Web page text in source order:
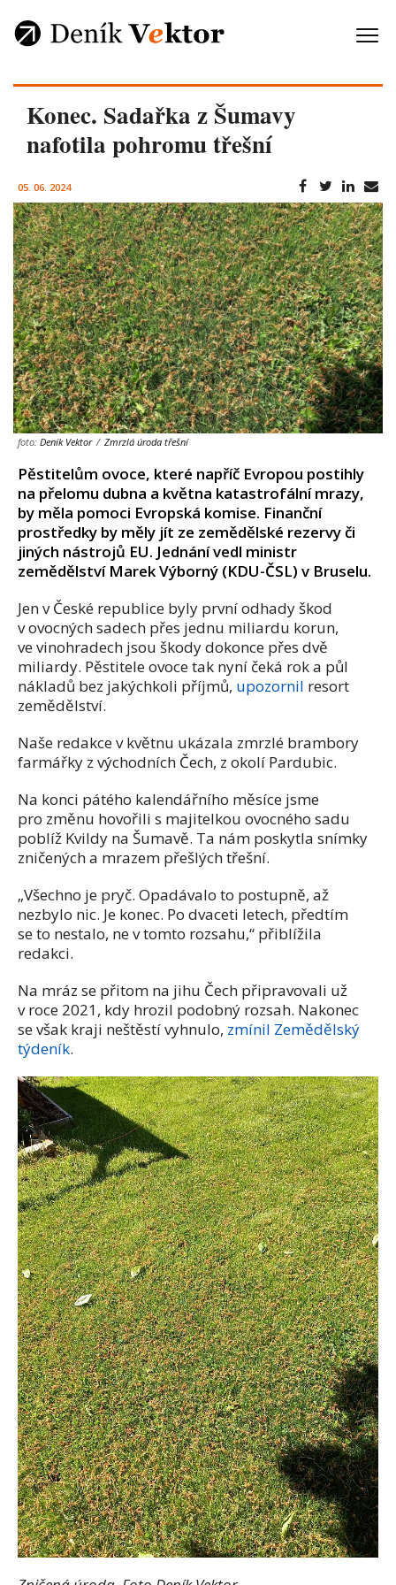
Konec. Sadařka z Šumavy
nafotila pohromu třešní
05. 06. 2024
foto: Deník Vektor / Zmrzlá úroda třešní
Pěstitelům ovoce, které napříč Evropou postihly
na přelomu dubna a května katastrofální mrazy,
by měla pomoci Evropská komise. Finanční
prostředky by měly jít ze zemědělské rezervy či
jiných nástrojů EU. Jednání vedl ministr
zemědělství Marek Výborný (KDU-ČSL) v Bruselu.
Jen v České republice byly první odhady škod
v ovocných sadech přes jednu miliardu korun,
ve vinohradech jsou škody dokonce přes dvě
miliardy. Pěstitele ovoce tak nyní čeká rok a půl
nákladů bez jakýchkoli příjmů, upozornil resort
zemědělství.
Naše redakce v květnu ukázala zmrzlé brambory
farmářky z východních Čech, z okolí Pardubic.
Na konci pátého kalendářního měsíce jsme
pro změnu hovořili s majitelkou ovocného sadu
poblíž Kvildy na Šumavě. Ta nám poskytla snímky
zničených a mrazem přešlých třešní.
„Všechno je pryč. Opadávalo to postupně, až
nezbylo nic. Je konec. Po dvaceti letech, předtím
se to nestalo, ne v tomto rozsahu,“ přiblížila
redakci.
Na mráz se přitom na jihu Čech připravovali už
v roce 2021, kdy hrozil podobný rozsah. Nakonec
se však kraji neštěstí vyhnulo, zmínil Zemědělský
týdeník.